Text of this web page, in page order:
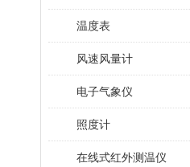
温度表
风速风量计
电子气象仪
照度计
在线式红外测温仪